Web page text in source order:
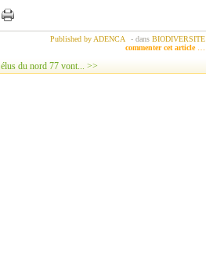
Published by ADENCA - dans BIODIVERSITE
commenter cet article
du nord 77 vont... >>